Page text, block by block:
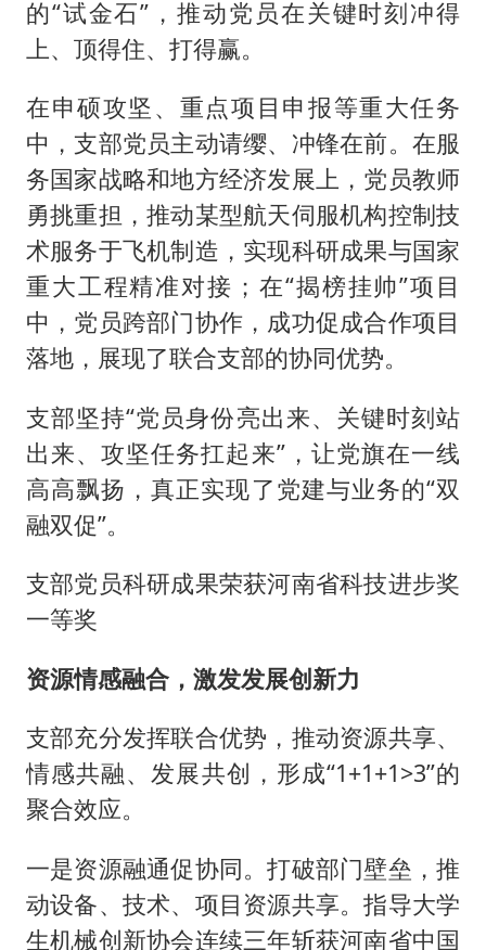
的“试金石”，推动党员在关键时刻冲得
上、顶得住、打得赢。
在申硕攻坚、重点项目申报等重大任务
中，支部党员主动请缨、冲锋在前。在服
务国家战略和地方经济发展上，党员教师
勇挑重担，推动某型航天伺服机构控制技
术服务于飞机制造，实现科研成果与国家
重大工程精准对接；在“揭榜挂帅”项目
中，党员跨部门协作，成功促成合作项目
落地，展现了联合支部的协同优势。
支部坚持“党员身份亮出来、关键时刻站
出来、攻坚任务扛起来”，让党旗在一线
高高飘扬，真正实现了党建与业务的“双
融双促”。
支部党员科研成果荣获河南省科技进步奖
一等奖
资源情感融合，激发发展创新力
支部充分发挥联合优势，推动资源共享、
情感共融、发展共创，形成“1+1+1>3”的
聚合效应。
一是资源融通促协同。打破部门壁垒，推
动设备、技术、项目资源共享。指导大学
生机械创新协会连续三年斩获河南省中国